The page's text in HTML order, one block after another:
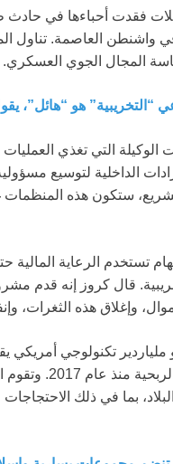
الأمريكي في واشنطن العاصمة.
“التخريبية” هو “هائل”،
التي تغذي العمليات
ستكون هذه المنظمات
تستخدم الرعاية
وإغلاق هذه الثغرات،
مليون دولار إلى